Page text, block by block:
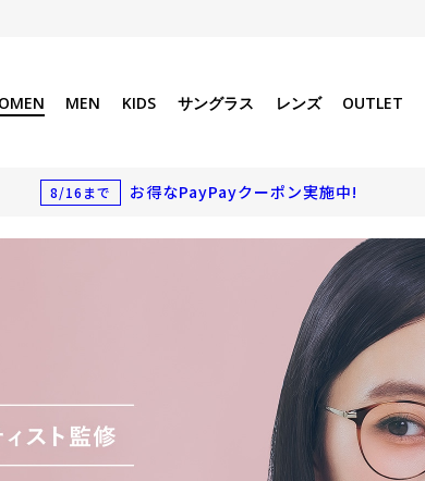
MEN KIDS サングラス レンズ OUTLET
8/16まで お得なPayPayクーポン実施中!